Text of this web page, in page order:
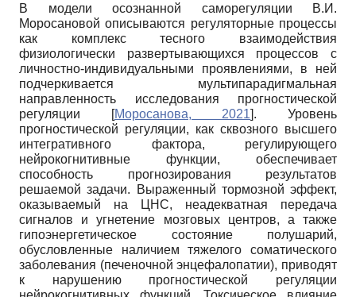
В модели осознанной саморегуляции В.И.
Моросановой описываются регуляторные процессы
как комплекс тесного взаимодействия
физиологически развертывающихся процессов с
личностно-индивидуальными проявлениями, в ней
подчеркивается мультипарадигмальная
направленность исследования прогностической
регуляции
[Моросанова, 2021]. Уровень
прогностической регуляции, как сквозного высшего
интегративного фактора, регулирующего
нейрокогнитивные функции, обеспечивает
способность прогнозирования результатов
решаемой задачи. Выраженный тормозной эффект,
оказываемый на ЦНС, неадекватная передача
сигналов и угнетение мозговых центров, а также
гипоэнергетическое состояние полушарий,
обусловленные наличием тяжелого соматического
заболевания (печеночной энцефалопатии), приводят
к нарушению прогностической регуляции